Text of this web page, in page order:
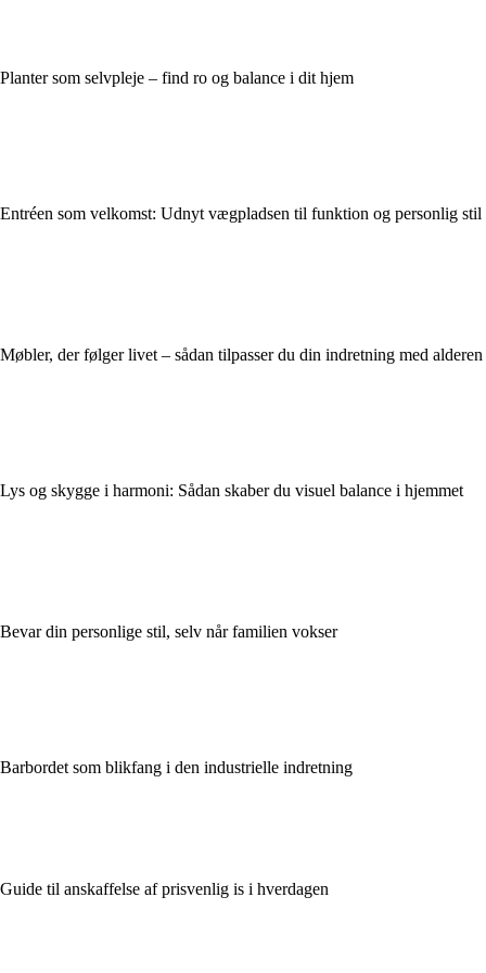
Planter som selvpleje – find ro og balance i dit hjem
Entréen som velkomst: Udnyt vægpladsen til funktion og personlig stil
Møbler, der følger livet – sådan tilpasser du din indretning med alderen
Lys og skygge i harmoni: Sådan skaber du visuel balance i hjemmet
Bevar din personlige stil, selv når familien vokser
Barbordet som blikfang i den industrielle indretning
Guide til anskaffelse af prisvenlig is i hverdagen